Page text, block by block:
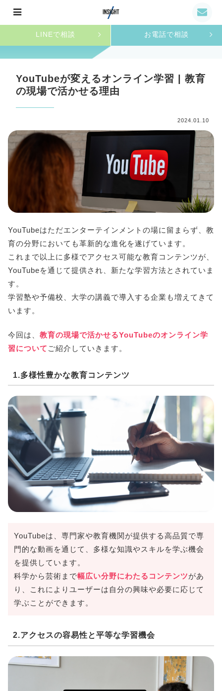
LINEで相談 お電話で相談
YouTubeが変えるオンライン学習 | 教育
の現場で活かせる理由
2024.01.10
YouTubeはただエンターテインメントの場に留まらず、教
育の分野においても革新的な進化を遂げています。
これまで以上に多様でアクセス可能な教育コンテンツが、
YouTubeを通じて提供され、新たな学習方法とされていま
す。
学習塾や予備校、大学の講義で導入する企業も増えてきて
います。
今回は、 教育の現場で活かせるYouTubeのオンライン学
習について ご紹介していきます。
1.多様性豊かな教育コンテンツ
YouTubeは、専門家や教育機関が提供する高品質で専
門的な動画を通じて、多様な知識やスキルを学ぶ機会
を提供しています。
科学から芸術まで幅広い分野にわたるコンテンツがあ
り、これによりユーザーは自分の興味や必要に応じて
学ぶことができます。
2.アクセスの容易性と平等な学習機会